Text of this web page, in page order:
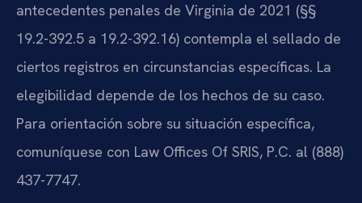
antecedentes penales de Virginia de 2021 (§§
19.2-392.5 a 19.2-392.16) contempla el sellado de
ciertos registros en circunstancias específicas. La
elegibilidad depende de los hechos de su caso.
Para orientación sobre su situación específica,
comuníquese con Law Offices Of SRIS, P.C. al (888)
437-7747.